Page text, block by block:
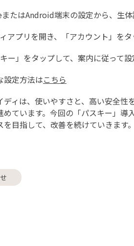
たはAndroid端末の設定から、生
アプリを開き、「アカウント」をタ
キー」をタップして、案内に従って
設定方法はこちら
ディは、使いやすさと、高い安全
めています。今回の「パスキー」
を目指して、改善を続けていきます。